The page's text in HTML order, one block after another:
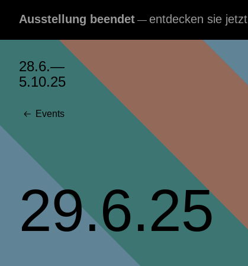
Ausstellung beendet — entdecken sie jetzt
28.6.—
5.10.25
Events
29.6.25